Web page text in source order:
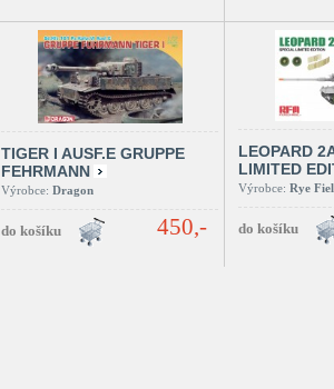
TIGER I AUSF.E GRUPPE
FEHRMANN
Výrobce: Dragon
450,-
LEOPARD
LIMITED
Výrobce: Rye